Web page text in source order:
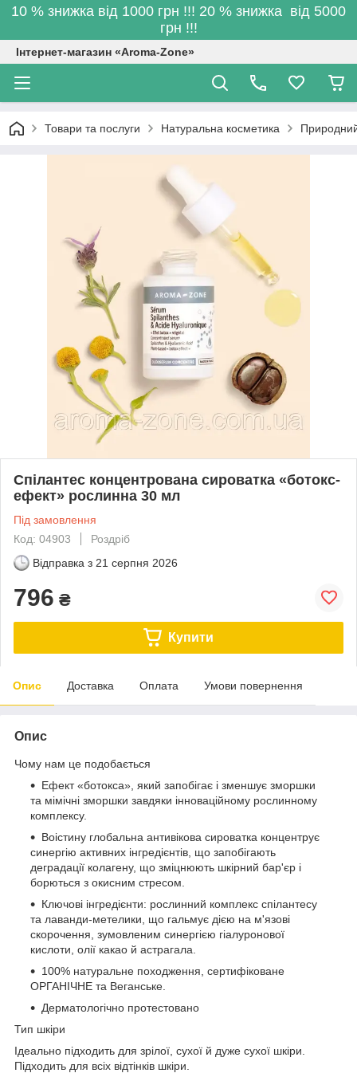
10 % знижка від 1000 грн !!! 20 % знижка від 5000
грн !!!
Інтернет-магазин «Aroma-Zone»
Товари та послуги Натуральна косметика
Спілантес концентрована сироватка «ботокс-
ефект» рослинна 30 мл
Під замовлення
Код: 04903
Роздріб
Відправка з 21 серпня 2026
796 ₴
Купити
Опис Доставка Оплата Умови повернення
Опис
Чому нам це подобається
Ефект «ботокса», який запобігає і зменшує зморшки
та мімічні зморшки завдяки інноваційному рослинному
комплексу.
Воістину глобальна антивікова сироватка концентрує
синергію активних інгредієнтів, що запобігають
деградації колагену, що зміцнюють шкірний бар'єр і
борються з окисним стресом.
Ключові інгредієнти: рослинний комплекс спілантесу
та лаванди-метелики, що гальмує дією на м'язові
скорочення, зумовленим синергією гіалуронової
кислоти, олії какао й астрагала.
100% натуральне походження, сертифіковане
ОРГАНІЧНЕ та Веганське.
Дерматологічно протестовано
Тип шкіри
Ідеально підходить для зрілої, сухої й дуже сухої шкіри.
Підходить для всіх відтінків шкіри.